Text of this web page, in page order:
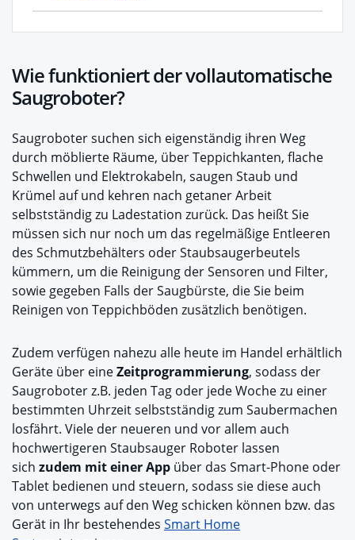
Wie funktioniert der vollautomatische
Saugroboter?
Saugroboter suchen sich eigenständig ihren Weg
durch möblierte Räume, über Teppichkanten, flache
Schwellen und Elektrokabeln, saugen Staub und
Krümel auf und kehren nach getaner Arbeit
selbstständig zu Ladestation zurück. Das heißt Sie
müssen sich nur noch um das regelmäßige Entleeren
des Schmutzbehälters oder Staubsaugerbeutels
kümmern, um die Reinigung der Sensoren und Filter,
sowie gegeben Falls der Saugbürste, die Sie beim
Reinigen von Teppichböden zusätzlich benötigen.
Zudem verfügen nahezu alle heute im Handel erhältlich
Geräte über eineZeitprogrammierung, sodass der
Saugroboter z.B. jeden Tag oder jede Woche zu einer
bestimmten Uhrzeit selbstständig zum Saubermachen
losfährt. Viele der neueren und vor allem auch
hochwertigeren Staubsauger Roboter lassen
sich zudem mit einer App über das Smart-Phone oder
Tablet bedienen und steuern, sodass sie diese auch
von unterwegs auf den Weg schicken können bzw. das
Gerät in Ihr bestehendes Smart Home